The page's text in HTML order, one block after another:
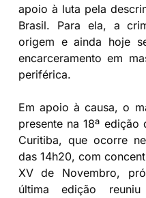
apoio à luta pela
Brasil. Para ela, a
origem e ainda hoje
encarceramento em
periférica.
Em apoio à causa, o
presente na 18ª
Curitiba, que ocorre
das 14h20, com
XV de Novembro,
última edição